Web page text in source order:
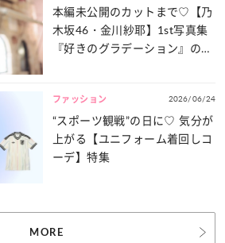
本編未公開のカットまで♡【乃
木坂46・金川紗耶】1st写真集
『好きのグラデーション』の魅
ファッション 2026/06/24
“スポーツ観戦”の日に♡ 気分が
上がる【ユニフォーム着回しコ
ーデ】特集
MORE